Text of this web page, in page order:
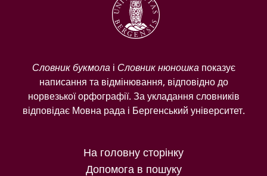
Словник букмолаі Словник нюношкапоказує
написання та відмінювання, відповідно до
норвезької орфографії. За укладання словників
відповідає Мовна рада і Бергенський університет.
На головну сторінку
Допомога в пошуку